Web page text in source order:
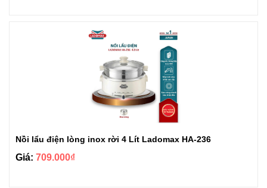
Nồi lẩu điện lòng inox rời 4 Lít Ladomax HA-236
Giá: 709.000₫